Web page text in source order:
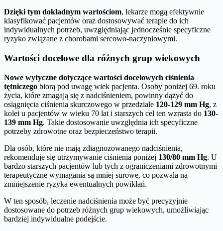
Dzięki tym dokładnym wartościom, lekarze mogą efektywnie
klasyfikować pacjentów oraz dostosowywać terapie do ich
indywidualnych potrzeb, uwzględniając jednocześnie specyficzne
ryzyko związane z chorobami sercowo-naczyniowymi.
Wartości docelowe dla różnych grup wiekowych
Nowe wytyczne dotyczące wartości docelowych ciśnienia
tętniczego biorą pod uwagę wiek pacjenta. Osoby poniżej 69. roku
życia, które zmagają się z nadciśnieniem, powinny dążyć do
osiągnięcia ciśnienia skurczowego w przedziale 120-129 mm Hg, z
kolei u pacjentów w wieku 70 lat i starszych cel ten wzrasta do 130-
139 mm Hg. Takie dostosowanie uwzględnia ich specyficzne
potrzeby zdrowotne oraz bezpieczeństwo terapii.
Dla osób, które nie mają zdiagnozowanego nadciśnienia,
rekomenduje się utrzymywanie ciśnienia poniżej 130/80 mm Hg. U
bardzo starszych pacjentów lub tych z ograniczeniami zdrowotnymi
terapeutyczne wymagania są mniej surowe, co pozwala na
zmniejszenie ryzyka ewentualnych powikłań.
W ten sposób, leczenie nadciśnienia może być precyzyjnie
dostosowane do potrzeb różnych grup wiekowych, umożliwiając
bardziej indywidualne podejście.